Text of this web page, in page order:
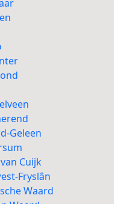
Geleen
Cuijk
Fryslân
Waard